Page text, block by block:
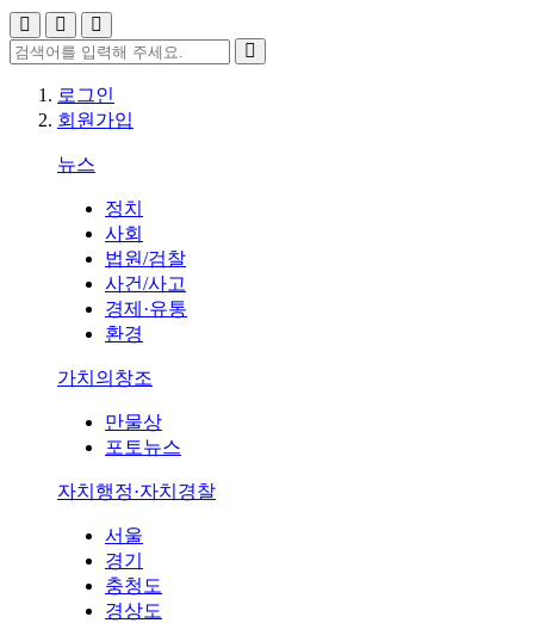
로그인
회원가입
뉴스
정치
사회
법원/검찰
사건/사고
경제·유통
환경
가치의창조
만물상
포토뉴스
자치행정·자치경찰
서울
경기
충청도
경상도